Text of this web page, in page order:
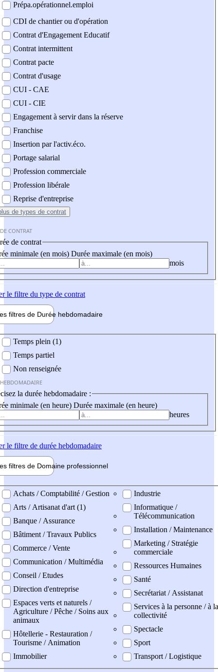
Prépa.opérationnel.emploi
CDI de chantier ou d'opération
Contrat d'Engagement Educatif
Contrat intermittent
Contrat pacte
Contrat d'usage
CUI - CAE
CUI - CIE
Engagement à servir dans la réserve
Franchise
Insertion par l'activ.éco.
Portage salarial
Profession commerciale
Profession libérale
Reprise d'entreprise
de types de contrat
CONTRAT
de contrat
minimale (en mois) Durée maximale (en mois)
mois
le filtre du type de contrat
filtres de Durée hebdomadaire
Temps plein (1)
Temps partiel
Non renseignée
la durée hebdomadaire :
minimale (en heure) Durée maximale (en heure)
heures
le filtre de durée hebdomadaire
filtres de Domaine professionnel
professionel
Achats / Comptabilité / Gestion
Arts / Artisanat d'art (1)
Banque / Assurance
Bâtiment / Travaux Publics
Commerce / Vente
Communication / Multimédia
Conseil / Etudes
Direction d'entreprise
Espaces verts et naturels /
Agriculture / Pêche / Soins aux
animaux
Hôtellerie - Restauration /
Tourisme / Animation
Immobilier
Industrie
Informatique /
Télécommunication
Installation / Maintenance
Marketing / Stratégie
commerciale
Ressources Humaines
Santé
Secrétariat / Assistanat
Services à la personne / à la
collectivité
Spectacle
Sport
Transport / Logistique